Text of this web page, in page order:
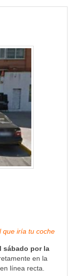
que iría tu coche
sábado por la
en la
línea recta.